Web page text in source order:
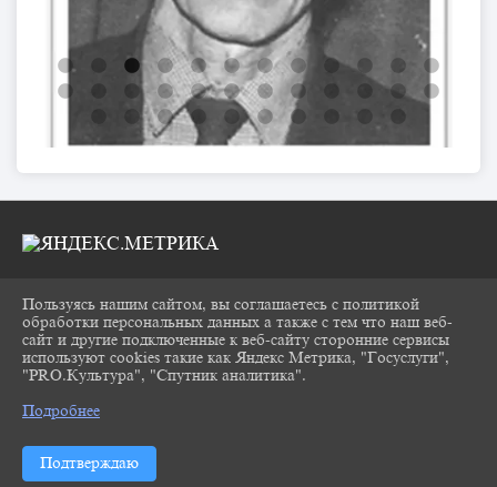
2026 Г. CHUKOVKA17.RU
ВХОД
КАРТА САЙТА
ПОЛИТИКА ОБРАБОТКИ ПЕРСОНАЛЬНЫХ
СДЕЛАНО НА KUBCMS
РАЗРАБОТКА И ПОДДЕРЖКА
Пользуясь нашим сайтом, вы соглашаетесь с политикой
обработки персональных данных а также с тем что наш веб-
сайт и другие подключенные к веб-сайту сторонние сервисы
используют cookies такие как Яндекс Метрика, "Госуслуги",
"PRO.Культура", "Спутник аналитика".
Подробнее
Подтверждаю